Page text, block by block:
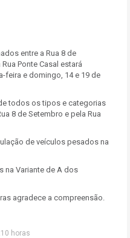
entre a Rua 8 de
Ponte Casal estará
feira e domingo, 14 e 19 de
todos os tipos e categorias
8 de Setembro e pela Rua
de veículos pesados na
na Variante de A dos
agradece a compreensão.
horas